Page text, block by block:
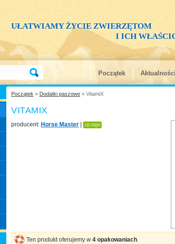
UŁATWIAMY ŻYCIE ZWIERZĘTOM
I ICH
Początek Aktualności
Początek » Dodatki paszowe » VitamiX
VITAMIX
producent: Horse Master OD RĘKI
Ten produkt oferujemy w 4 opakowaniach.